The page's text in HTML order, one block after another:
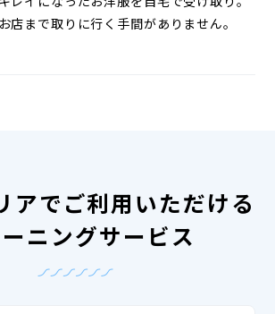
お店まで取りに行く手間がありません。
アでご利用いただける
ニングサービス